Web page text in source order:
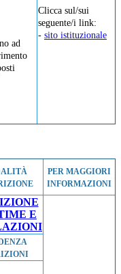
Clicca sul/sui
seguente/i link:
- sito istituzionale
ad
PER MAGGIORI
INFORMAZIONI
E